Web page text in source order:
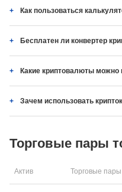
Как пользоваться
Бесплатен ли конвертер
Какие криптовалюты можно
Зачем использовать
Торговые пары
Актив Торговые пары